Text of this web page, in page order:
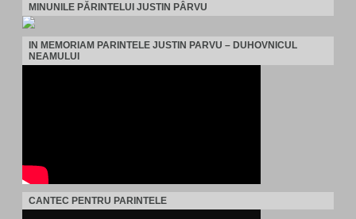
MINUNILE PĂRINTELUI JUSTIN PÂRVU
IN MEMORIAM PARINTELE JUSTIN PARVU – DUHOVNICUL
NEAMULUI
CANTEC PENTRU PARINTELE